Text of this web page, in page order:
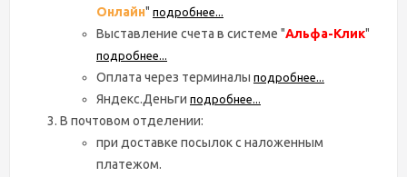
Онлайн" подробнее...
Выставление счета в системе "Альфа-Клик"
подробнее...
Оплата через терминалы подробнее...
Яндекс.Деньги подробнее...
В почтовом отделении:
при доставке посылок с наложенным
платежом.